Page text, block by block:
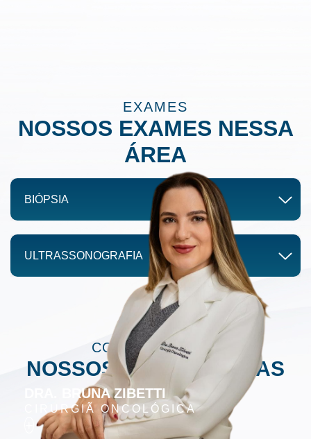
EXAMES
NOSSOS EXAMES NESSA
ÁREA
BIÓPSIA
ULTRASSONOGRAFIA
CORPO CLÍNICO
NOSSOS ESPECIALISTAS
NESSA ÁREA
DRA. BRUNA ZIBETTI
CIRURGIÃ ONCOLÓGICA